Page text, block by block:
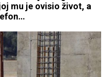
mu je ovisio život, a